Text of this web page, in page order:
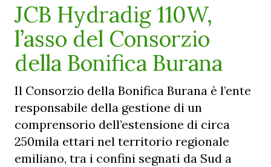
JCB Hydradig 110W,
l’asso del Consorzio
della Bonifica Burana
Il Consorzio della Bonifica Burana è l’ente
responsabile della gestione di un
comprensorio dell’estensione di circa
250mila ettari nel territorio regionale
emiliano, tra i confini segnati da Sud a